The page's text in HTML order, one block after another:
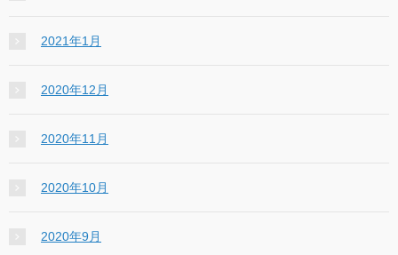
2021年1月
2020年12月
2020年11月
2020年10月
2020年9月